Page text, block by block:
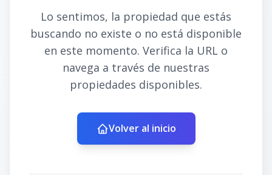
Lo sentimos, la propiedad que estás
buscando no existe o no está disponible
en este momento. Verifica la URL o
navega a través de nuestras
propiedades disponibles.
Volver al inicio